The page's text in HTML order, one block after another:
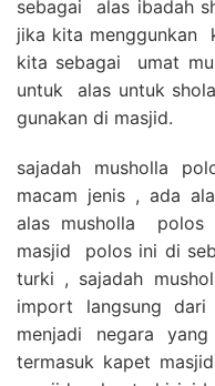
sebagai alas ibadah
jika kita menggunkan
kita sebagai umat
untuk alas untuk
gunakan di masjid.
sajadah musholla
macam jenis , ada
alas musholla polos
masjid polos ini di
turki , sajadah
import langsung
menjadi negara
termasuk kapet